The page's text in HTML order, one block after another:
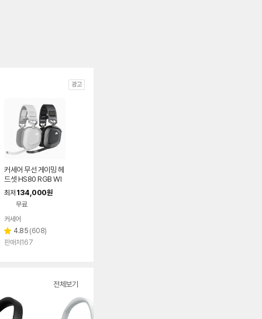
광고
커세어 무선 게이밍 헤
드셋 HS80 RGB WI
RELESS
최저 134,000원
무료
커세어
별
점
4.85 리
뷰
(608)
판매처167
전체보기